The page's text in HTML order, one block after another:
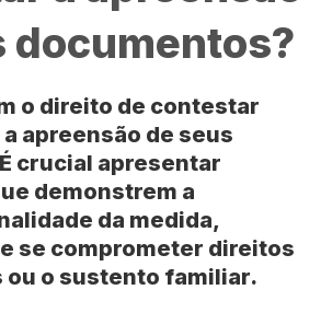
documentos?
o direito de contestar
apreensão de seus
crucial apresentar
demonstrem a
da medida,
se comprometer direitos
o sustento familiar.